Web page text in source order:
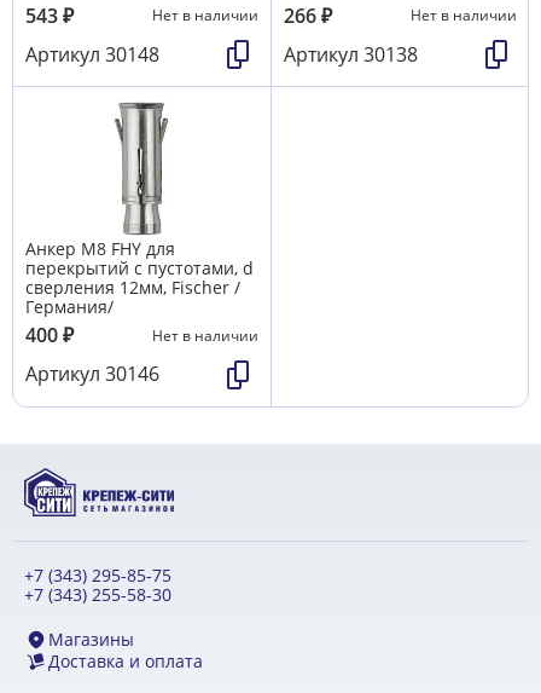
543₽ Нет в наличии
Артикул 30148
266₽ Нет в наличии
Артикул 30138
Анкер М8 FHY для
перекрытий с пустотами, d
сверления 12мм, Fischer /
Германия/
400₽ Нет в наличии
Артикул 30146
+7 (343) 295-85-75
+7 (343) 255-58-30
Магазины
Доставка и оплата